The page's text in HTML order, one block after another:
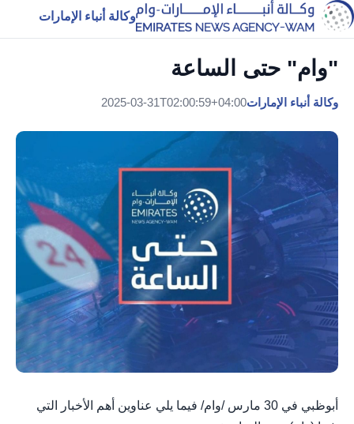
وكالة أنباء الإمارات
"وام" حتى الساعة
وكالة أنباء الإمارات2025-03-31T02:00:59+04:00
أبوظبي في 30 مارس /وام/ فيما يلي عناوين أهم الأخبار التي